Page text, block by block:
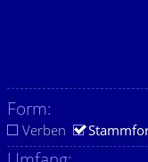
Form:
Verben